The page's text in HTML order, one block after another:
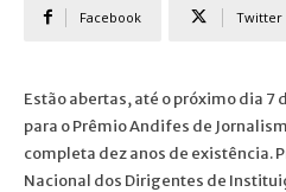
Facebook Twitter
Estão abertas, até o próximo dia 7
para o Prêmio Andifes de
completa dez anos de existência.
Nacional dos Dirigentes de